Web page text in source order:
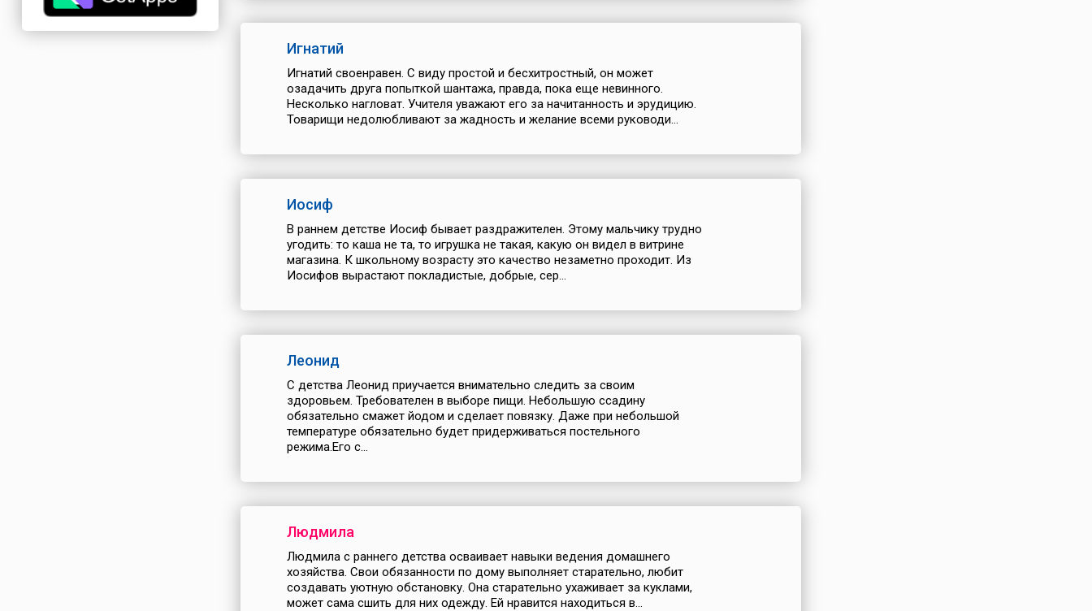
Игнатий
Игнатий своенравен. С виду простой и бесхитростный, он может
озадачить друга попыткой шантажа, правда, пока еще невинного.
Несколько нагловат. Учителя уважают его за начитанность и эрудицию.
Товарищи недолюбливают за жадность и желание всеми руководи...
Иосиф
В раннем детстве Иосиф бывает раздражителен. Этому мальчику трудно
угодить: то каша не та, то игрушка не такая, какую он видел в витрине
магазина. К школьному возрасту это качество незаметно проходит. Из
Иосифов вырастают покладистые, добрые, сер...
Леонид
С детства Леонид приучается внимательно следить за своим
здоровьем. Требователен в выборе пищи. Небольшую ссадину
обязательно смажет йодом и сделает повязку. Даже при небольшой
температуре обязательно будет придерживаться постельного
режима.Его с...
Людмила
Людмила с раннего детства осваивает навыки ведения домашнего
хозяйства. Свои обязанности по дому выполняет старательно, любит
создавать уютную обстановку. Она старательно ухаживает за куклами,
может сама сшить для них одежду. Ей нравится находиться в...